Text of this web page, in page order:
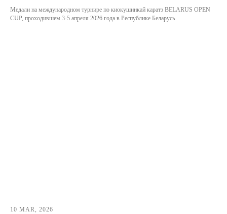
Медали на международном турнире по киокушинкай каратэ BELARUS OPEN
CUP, проходившем 3-5 апреля 2026 года в Республике Беларусь
10 MAR, 2026